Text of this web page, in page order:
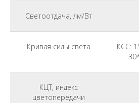
Светоотдача, лм/Вт
Кривая силы света
КСС:
КЦТ, индекс
цветопередачи